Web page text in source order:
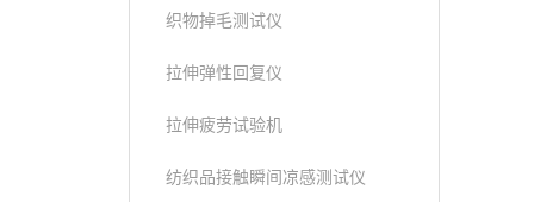
织物掉毛测试仪
拉伸弹性回复仪
拉伸疲劳试验机
纺织品接触瞬间凉感测试仪